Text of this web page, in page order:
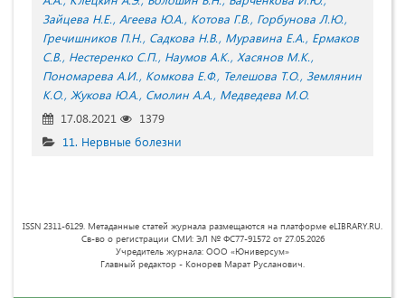
Зайцева Н.Е. Агеева Ю.А. Котова Г.В. Горбунова Л.Ю.
Гречишников П.Н. Садкова Н.В. Муравина Е.А. Ермаков
С.В. Нестеренко С.П. Наумов А.К. Хасянов М.К.
Пономарева А.И. Комкова Е.Ф. Телешова Т.О. Землянин
К.О. Жукова Ю.А. Смолин А.А. Медведева М.О.
17.08.2021
1379
11. Нервные болезни
ISSN 2311-6129. Метаданные статей журнала размещаются на платформе eLIBRARY.RU.
Св-во о регистрации СМИ: ЭЛ № ФС77-91572 от 27.05.2026
Учредитель журнала: ООО «Юниверсум»
Главный редактор - Конорев Марат Русланович.